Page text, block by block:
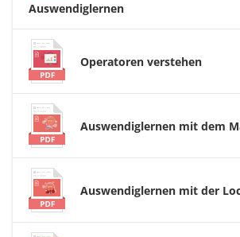
Auswendiglernen
Operatoren verstehen
Auswendiglernen mit dem
Auswendiglernen mit der